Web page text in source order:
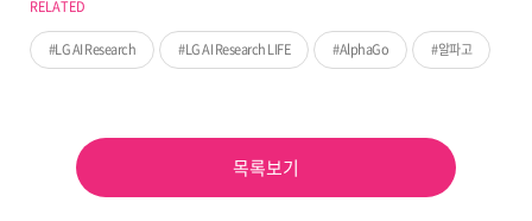
RELATED
LG AI Research LG AI Research LIFE AlphaGo 알파고
목록보기